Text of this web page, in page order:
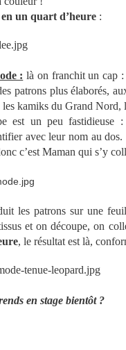
en un quart d’heure :
: là on franchit un cap
patrons plus élaborés,
kamiks du Grand Nord,
est un peu fastidieuse
avec leur nom au
c’est Maman qui s’y
les patrons sur une
et on découpe, on
, le résultat est là,
en stage bientôt ?